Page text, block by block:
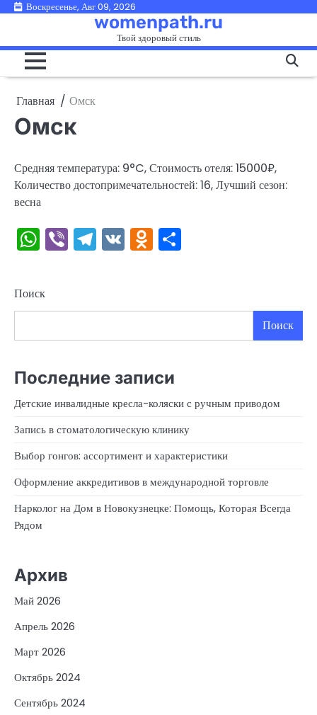
ПерейтиВоскресенье, Авг 09, 2026
womenpath.ru
Твой здоровый стиль
Главная Омск
Омск
Средняя температура: 9°C, Стоимость отеля: 15000₽,
Количество достопримечательностей: 16, Лучший сезон:
весна
WhatsApp
ViberTelegram
VKOdnoklassniki
Поиск
Поиск
Последние записи
Детские инвалидные кресла-коляски с ручным приводом
Запись в стоматологическую клинику
Выбор гонгов: ассортимент и характеристики
Оформление аккредитивов в международной торговле
Нарколог на Дом в Новокузнецке: Помощь, Которая Всегда
Рядом
Архив
Май 2026
Апрель 2026
Март 2026
Октябрь 2024
Сентябрь 2024